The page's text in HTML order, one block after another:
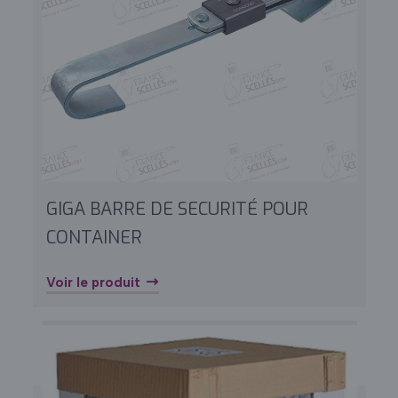
GIGA BARRE DE SECURITÉ POUR
CONTAINER
Voir le produit